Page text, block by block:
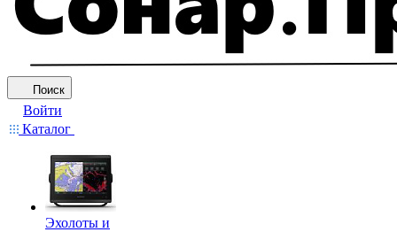
Поиск
Войти
Каталог
Эхолоты и